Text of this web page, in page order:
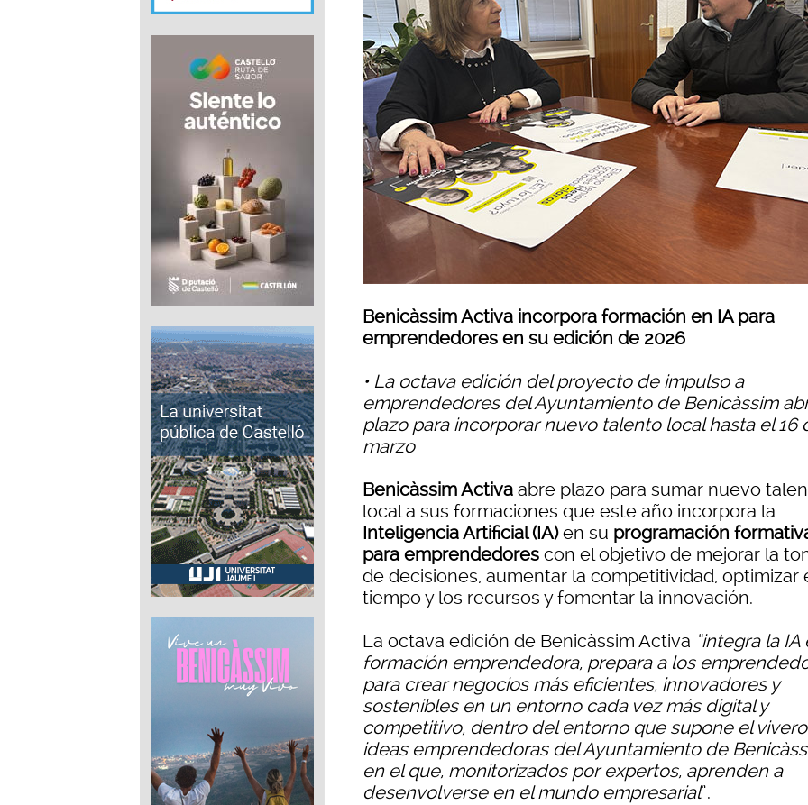
Benicàssim Activa incorpora formación en IA para
emprendedores en su edición de 2026
• La octava edición del proyecto de impulso a
emprendedores del Ayuntamiento de Benicàssim
plazo para incorporar nuevo talento local hasta el 16
marzo
Benicàssim Activa abre plazo para sumar nuevo
local a sus formaciones que este año incorpora la
Inteligencia Artificial (IA)en su programación
para emprendedores con el objetivo de mejorar la
de decisiones, aumentar la competitividad, optimizar
tiempo y los recursos y fomentar la innovación.
La octava edición de Benicàssim Activa “integra la IA
formación emprendedora, prepara a los
para crear negocios más eficientes, innovadores y
sostenibles en un entorno cada vez más digital y
competitivo, dentro del entorno que supone el
ideas emprendedoras del Ayuntamiento de
en el que, monitorizados por expertos, aprenden a
desenvolverse en el mundo empresarial”.